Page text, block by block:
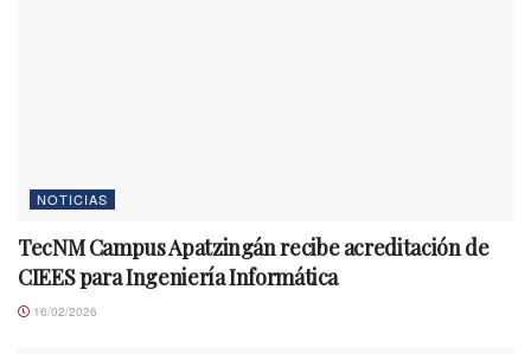
NOTICIAS
TecNM Campus Apatzingán recibe acreditación de
CIEES para Ingeniería Informática
16/02/2026